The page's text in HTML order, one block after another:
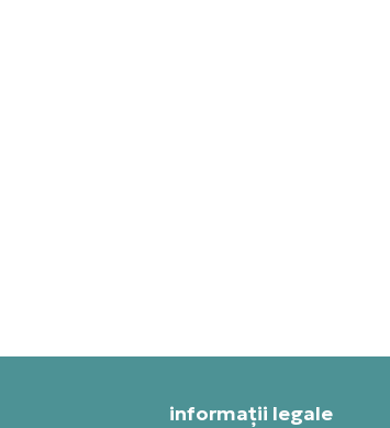
informații legale